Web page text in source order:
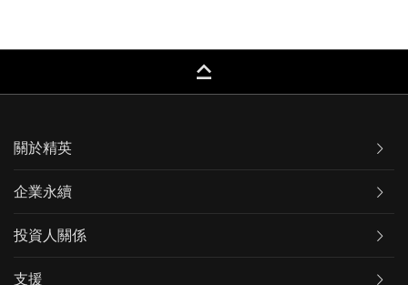
keyboard_capslock
關於精英
企業永續
投資人關係
支援